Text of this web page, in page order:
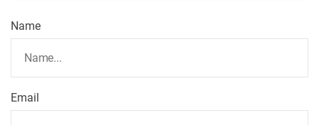
g
a
t
i
Name
Email